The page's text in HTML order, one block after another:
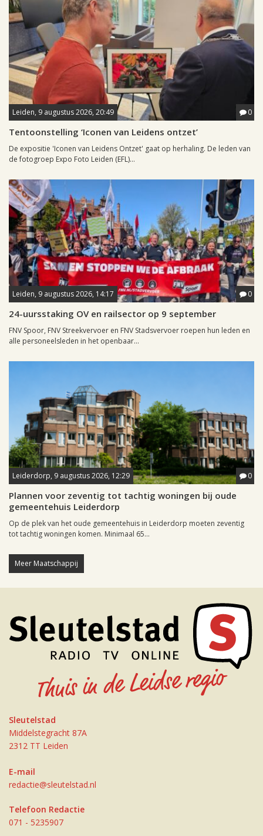
Leiden, 9 augustus 2026, 20:49 0
Tentoonstelling ‘Iconen van Leidens ontzet’
De expositie 'Iconen van Leidens Ontzet' gaat op herhaling. De leden van
de fotogroep Expo Foto Leiden (EFL)...
Leiden, 9 augustus 2026, 14:17 0
24-uursstaking OV en railsector op 9 september
FNV Spoor, FNV Streekvervoer en FNV Stadsvervoer roepen hun leden en
alle personeelsleden in het openbaar...
Leiderdorp, 9 augustus 2026, 12:29 0
Plannen voor zeventig tot tachtig woningen bij oude
gemeentehuis Leiderdorp
Op de plek van het oude gemeentehuis in Leiderdorp moeten zeventig
tot tachtig woningen komen. Minimaal 65...
Meer Maatschappij
Sleutelstad
Middelstegracht 87A
2312 TT Leiden
E-mail
redactie@sleutelstad.nl
Telefoon Redactie
071 - 5235907